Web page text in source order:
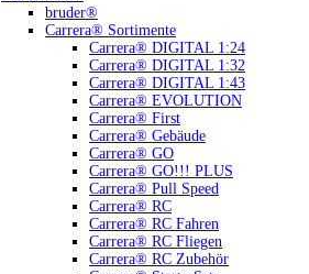
bruder®
Carrera® Sortimente
Carrera® DIGITAL 1:24
Carrera® DIGITAL 1:32
Carrera® DIGITAL 1:43
Carrera® EVOLUTION
Carrera® First
Carrera® Gebäude
Carrera® GO
Carrera® GO!!! PLUS
Carrera® Pull Speed
Carrera® RC
Carrera® RC Fahren
Carrera® RC Fliegen
Carrera® RC Zubehör